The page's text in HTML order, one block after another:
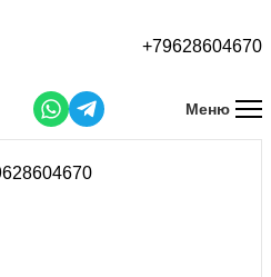
+79628604670
Меню